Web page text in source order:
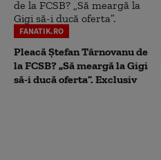
FANATIK.RO
Pleacă Ștefan Târnovanu de
la FCSB? „Să meargă la Gigi
să-i ducă oferta”. Exclusiv